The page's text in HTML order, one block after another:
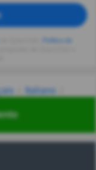
Italiano
汉语